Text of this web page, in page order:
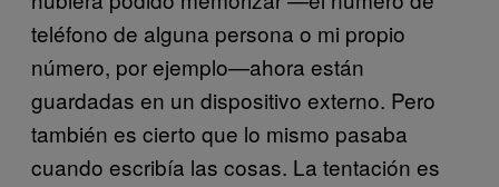
teléfono de alguna persona o mi propio
número, por ejemplo—ahora están
guardadas en un dispositivo externo. Pero
también es cierto que lo mismo pasaba
cuando escribía las cosas. La tentación es